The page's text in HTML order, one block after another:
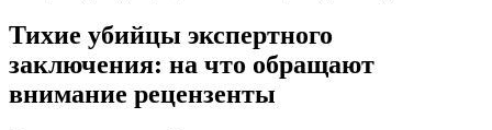
Тихие убийцы экспертного
заключения: на что обращают
внимание рецензенты